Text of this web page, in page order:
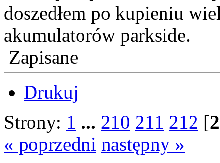
doszedłem po kupieniu
akumulatorów parkside.
Zapisane
Drukuj
Strony: 1 ... 210 211 212 [
« poprzedni następny »